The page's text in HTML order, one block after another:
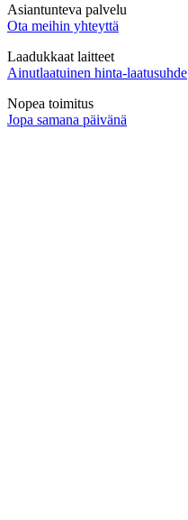
Asiantunteva palvelu
Ota meihin yhteyttä
Laadukkaat laitteet
Ainutlaatuinen hinta-laatusuhde
Nopea toimitus
Jopa samana päivänä